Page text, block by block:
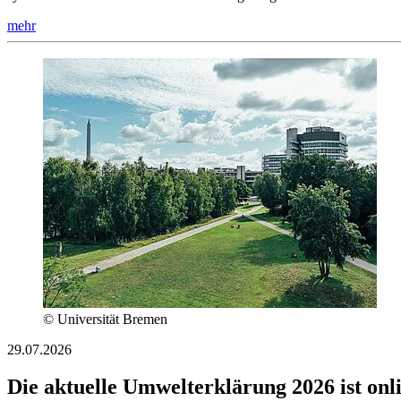
mehr
© Universität Bremen
29.07.2026
Die aktuelle Umwelterklärung 2026 ist